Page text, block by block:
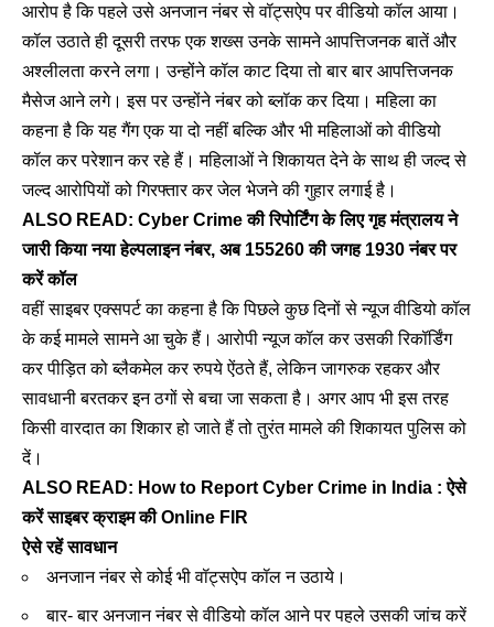
आरोप है कि पहले उसे अनजान नंबर से वॉट्सऐप पर वीडियो कॉल आया।
कॉल उठाते ही दूसरी तरफ एक शख्स उनके सामने आपत्तिजनक बातें और
अश्लीलता करने लगा। उन्होंने कॉल काट दिया तो बार बार आपत्तिजनक
मैसेज आने लगे। इस पर उन्होंने नंबर को ब्लॉक कर दिया। महिला का
कहना है कि यह गैंग एक या दो नहीं बल्कि और भी महिलाओं को वीडियो
कॉल कर परेशान कर रहे हैं। महिलाओं ने शिकायत देने के साथ ही जल्द से
जल्द आरोपियों को गिरफ्तार कर जेल भेजने की गुहार लगाई है।
ALSO READ: Cyber Crime की रिपोर्टिंग के लिए गृह मंत्रालय ने
जारी किया नया हेल्पलाइन नंबर, अब 155260 की जगह 1930 नंबर पर
करें कॉल
वहीं साइबर एक्सपर्ट का कहना है कि पिछले कुछ दिनों से न्यूज वीडियो कॉल
के कई मामले सामने आ चुके हैं। आरोपी न्यूज कॉल कर उसकी रिकॉर्डिंग
कर पीड़ित को ब्लैकमेल कर रुपये ऐंठते हैं, लेकिन जागरुक रहकर और
सावधानी बरतकर इन ठगों से बचा जा सकता है। अगर आप भी इस तरह
किसी वारदात का शिकार हो जाते हैं तो तुरंत मामले की शिकायत पुलिस को
दें।
ALSO READ: How to Report Cyber Crime in India : ऐसे
करें साइबर क्राइम की Online FIR
ऐसे रहें सावधान
अनजान नंबर से कोई भी वॉट्सऐप कॉल न उठाये।
बार- बार अनजान नंबर से वीडियो कॉल आने पर पहले उसकी जांच करें